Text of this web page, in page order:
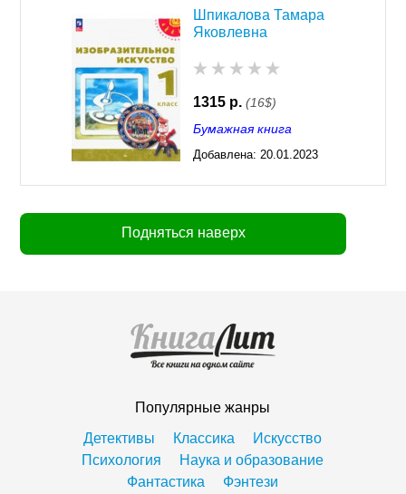
Шпикалова Тамара
Яковлевна
1315 р. (16$)
Бумажная книга
Добавлена: 20.01.2023
Подняться наверх
Популярные жанры
Детективы
Классика
Искусство
Психология
Наука и образование
Фантастика
Фэнтези